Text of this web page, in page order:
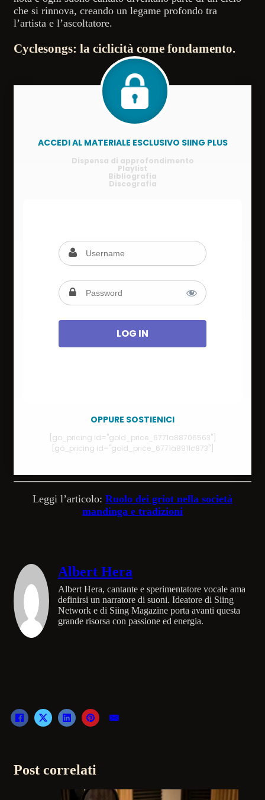
che si rinnova, creando un legame profondo tra
l’artista e l’ascoltatore.
Cyclesongs: la ciclicità come fondamento.
ACCEDI AL MATERIALE ESCLUSIVO SIING PLUS
Dispensa di approfondimento
Playlist
Bibliografia
Discografia
OPPURE SOSTIENICI
[go_pricing id="gold_price_6771a88706563"]
[go_pricing id="gold_price_6771a8911c873"]
Leggi l’articolo: Ruolo dei griot nella società
mandinga e tradizioni
Albert Hera
Albert Hera, cantante e sperimentatore vocale ama
definirsi un narratore di suoni. Ideatore di Siing
Network e di Siing Magazine porta avanti questa
grande risorsa con passione ed energia.
Post correlati